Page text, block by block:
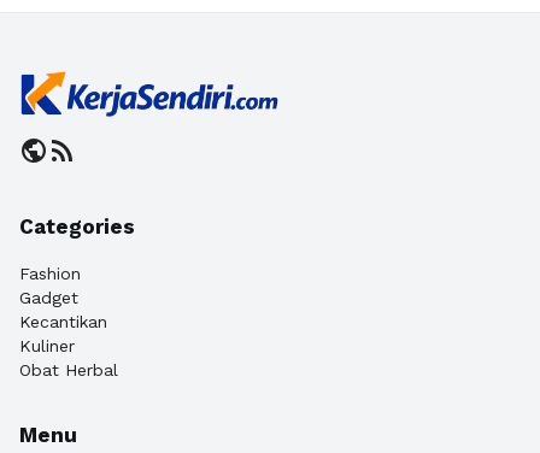
publicrss_feed
Categories
Fashion
Gadget
Kecantikan
Kuliner
Obat Herbal
Menu